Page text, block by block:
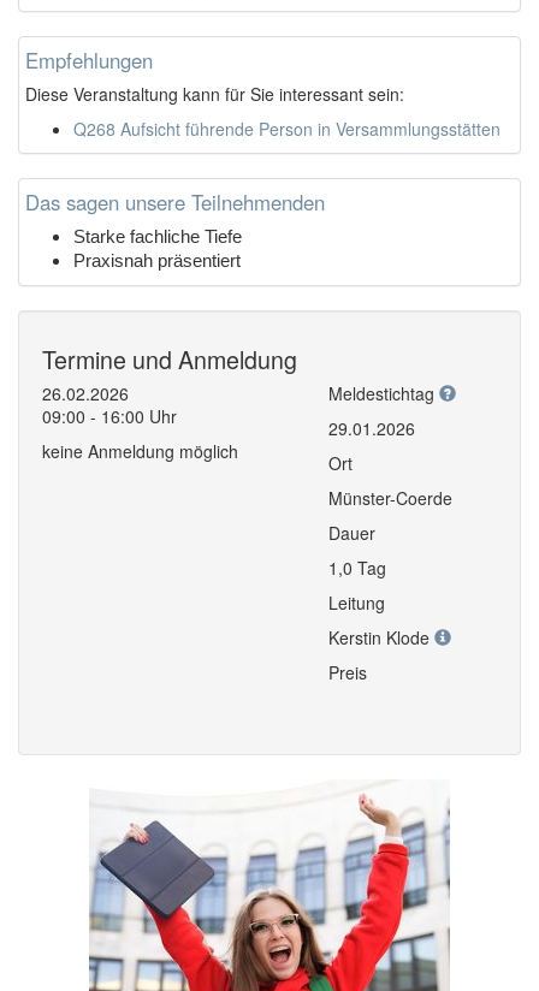
Empfehlungen
Diese Veranstaltung kann für Sie interessant sein:
Q268 Aufsicht führende Person in Versammlungsstätten
Das sagen unsere Teilnehmenden
Starke fachliche Tiefe
Praxisnah präsentiert
Termine und Anmeldung
26.02.2026
09:00 - 16:00 Uhr
keine Anmeldung möglich
Meldestichtag
29.01.2026
Ort
Münster-Coerde
Dauer
1,0 Tag
Leitung
Kerstin Klode
Preis